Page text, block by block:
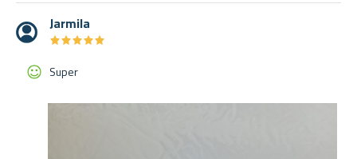
Jarmila
★★★★★
★★★★★
Super